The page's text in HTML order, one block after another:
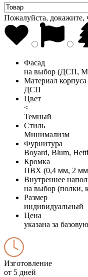
Пожалуйста, докажите,
Фасад
на выбор (ДСП,
Материал корпуса
ДСП
Цвет
<
Темный
Стиль
Минимализм
Фурнитура
Boyard, Blum,
Кромка
ПВХ (0,4 мм, 2
Внутреннее
на выбор (полки,
Размер
индивидуальный
Цена
указана за
Изготовление
от 5 дней